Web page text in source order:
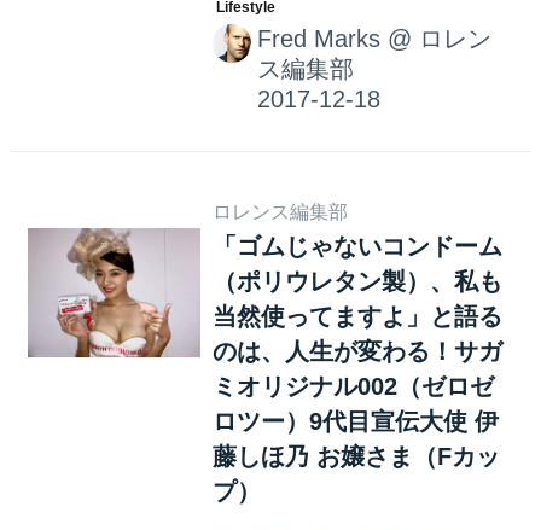
ッドです。 私、フレッドのナ
イショの話をお届けします。
Fred Marks @ ロレン
ス編集部
ロレンス編集部
「ゴムじゃないコンドーム
（ポリウレタン製）、私も
当然使ってますよ」と語る
のは、人生が変わる！サガ
ミオリジナル002（ゼロゼ
ロツー）9代目宣伝大使 伊
藤しほ乃 お嬢さま（Fカッ
プ）